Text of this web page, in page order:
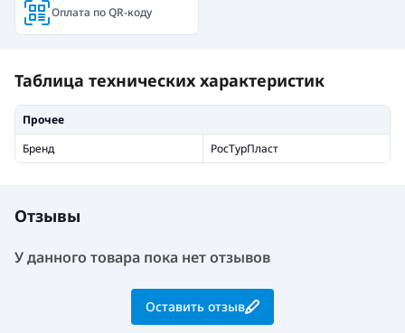
Оплата по QR-коду
Таблица технических характеристик
Прочее
Бренд
РосТурПласт
Отзывы
У данного товара пока нет отзывов
Оставить отзыв